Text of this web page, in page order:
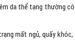
da thể tạng thường
mất ngủ, quấy